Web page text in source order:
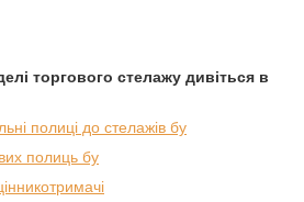
торгового стелажу дивіться в
полиці до стелажів бу
полиць бу